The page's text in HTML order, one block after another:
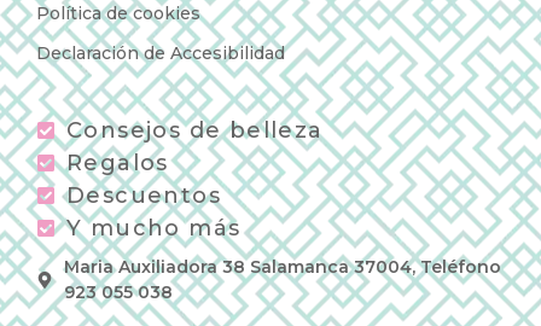
Política de cookies
Declaración de Accesibilidad
Consejos de belleza
Regalos
Descuentos
Y mucho más
Maria Auxiliadora 38 Salamanca 37004, Teléfono
923 055 038